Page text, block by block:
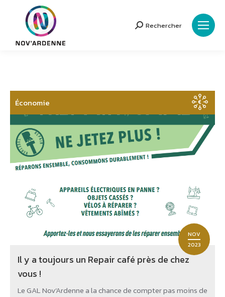
Search:
Rechercher
NOV
2023
Économie
Il y a toujours un Repair café près de chez
vous !
Le GAL Nov’Ardenne a la chance de compter pas moins de